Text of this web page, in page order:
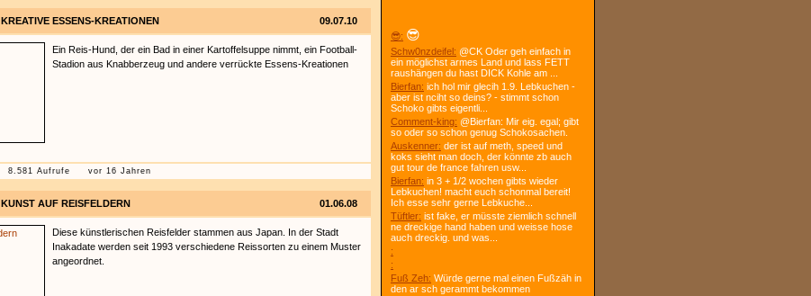
09.07.10
KREATIVE ESSENS-KREATIONEN
Ein Reis-Hund, der ein Bad in einer Kartoffelsuppe nimmt, ein Football-
Stadion aus Knabberzeug und andere verrückte Essens-Kreationen
8.581 Aufrufe vor 16 Jahren
01.06.08
KUNST AUF REISFELDERN
Diese künstlerischen Reisfelder stammen aus Japan. In der Stadt
Inakadate werden seit 1993 verschiedene Reissorten zu einem Muster
angeordnet.
😎: 😎
Schw0nzdeifel: @CK Oder geh einfach in
ein möglichst armes Land und lass FETT
raushängen du hast DICK Kohle am ...
Bierfan: ich hol mir glecih 1.9. Lebkuchen -
aber ist nciht so deins? - stimmt schon
Schoko gibts eigentli...
Comment-king: @Bierfan: Mir eig. egal; gibt
so oder so schon genug Schokosachen.
Auskenner: der ist auf meth, speed und
koks sieht man doch, der könnte zb auch
gut tour de france fahren usw...
Bierfan: in 3 + 1/2 wochen gibts wieder
Lebkuchen! macht euch schonmal bereit!
Ich esse sehr gerne Lebkuche...
Tüftler: ist fake, er müsste ziemlich schnell
ne dreckige hand haben und weisse hose
auch dreckig. und was...
:
:
Fuß Zeh: Würde gerne mal einen Fußzäh in
den ar sch gerammt bekommen